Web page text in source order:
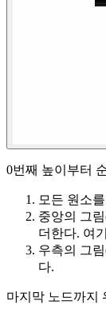
0번째 높이부터
모든 원소
중앙의 그
더한다. 여
우측의 그
다.
마지막 노드까지